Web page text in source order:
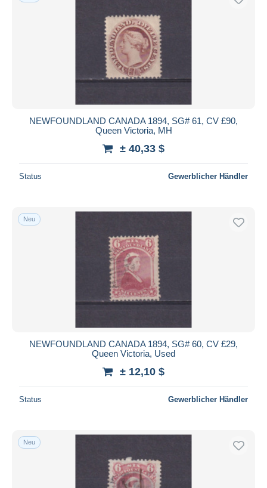
NEWFOUNDLAND CANADA 1894, SG# 61, CV £90,
Queen Victoria, MH
± 40,33 $
Status Gewerblicher Händler
Neu
NEWFOUNDLAND CANADA 1894, SG# 60, CV £29,
Queen Victoria, Used
± 12,10 $
Status Gewerblicher Händler
Neu